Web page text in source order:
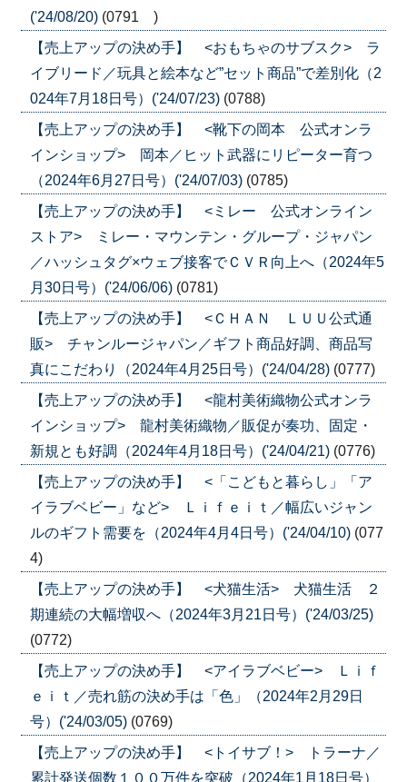
('24/08/20) (0791 )
【売上アップの決め手】 <おもちゃのサブスク> ラ
イブリード／玩具と絵本など”セット商品”で差別化（2
024年7月18日号）('24/07/23) (0788)
【売上アップの決め手】 <靴下の岡本 公式オンラ
インショップ> 岡本／ヒット武器にリピーター育つ
（2024年6月27日号）('24/07/03) (0785)
【売上アップの決め手】 <ミレー 公式オンライン
ストア> ミレー・マウンテン・グループ・ジャパン
／ハッシュタグ×ウェブ接客でＣＶＲ向上へ（2024年5
月30日号）('24/06/06) (0781)
【売上アップの決め手】 <ＣＨＡＮ ＬＵＵ公式通
販> チャンルージャパン／ギフト商品好調、商品写
真にこだわり（2024年4月25日号）('24/04/28) (0777)
【売上アップの決め手】 <龍村美術織物公式オンラ
インショップ> 龍村美術織物／販促が奏功、固定・
新規とも好調（2024年4月18日号）('24/04/21) (0776)
【売上アップの決め手】 <「こどもと暮らし」「ア
イラブベビー」など> Ｌｉｆｅｉｔ／幅広いジャン
ルのギフト需要を（2024年4月4日号）('24/04/10) (077
4)
【売上アップの決め手】 <犬猫生活> 犬猫生活 ２
期連続の大幅増収へ（2024年3月21日号）('24/03/25)
(0772)
【売上アップの決め手】 <アイラブベビー> Ｌｉｆ
ｅｉｔ／売れ筋の決め手は「色」（2024年2月29日
号）('24/03/05) (0769)
【売上アップの決め手】 <トイサブ！> トラーナ／
累計発送個数１００万件を突破（2024年1月18日号）